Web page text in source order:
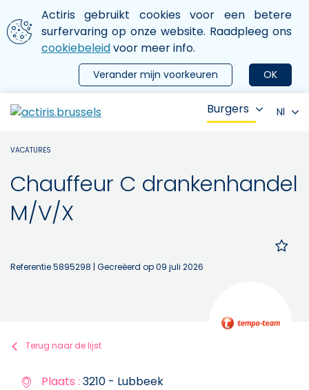
Aller au contenu principal
We gebruiken cookies
Actiris gebruikt cookies voor een betere
surfervaring op onze website. Raadpleeg ons
cookiebeleidvoor meer info.
OK
Verander mijn voorkeuren
le menu
Burgers Nl
VACATURES
Chauffeur C drankenhandel
M/V/X
Referentie 5895298 | Gecreëerd op 09 juli 2026
Terug naar de lijst
Plaats : 3210 - Lubbeek